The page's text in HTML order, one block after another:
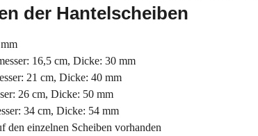
der Hantelscheiben
16,5 cm, Dicke: 30 mm
21 cm, Dicke: 40 mm
26 cm, Dicke: 50 mm
34 cm, Dicke: 54 mm
den einzelnen Scheiben vorhanden